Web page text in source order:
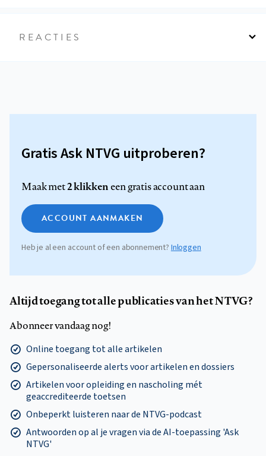
REACTIES
Gratis Ask NTVG uitproberen?
Maak met2 klikkeneen gratis account aan
ACCOUNT AANMAKEN
Heb je al een account of een abonnement?Inloggen
Altijd toegang tot alle publicaties van het NTVG?
Abonneer vandaag nog!
Online toegang tot alle artikelen
Gepersonaliseerde alerts voor artikelen en dossiers
Artikelen voor opleiding en nascholing mét
geaccrediteerde toetsen
Onbeperkt luisteren naar de NTVG-podcast
Antwoorden op al je vragen via de AI-toepassing 'Ask
NTVG'